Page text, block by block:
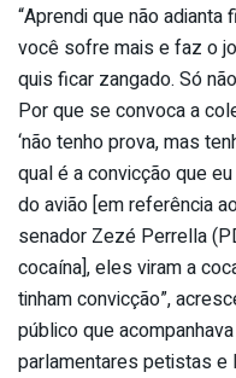
“Aprendi que não
você sofre mais e faz o
quis ficar zangado. Só
Por que se convoca a
‘não tenho prova, mas
qual é a convicção que
do avião [em referência
senador Zezé Perrella
cocaína], eles viram a
tinham convicção”,
público que
parlamentares petistas